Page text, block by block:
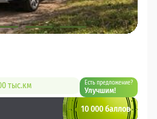
тыс.км Есть предложение?
Улучшим!
10 000 баллов